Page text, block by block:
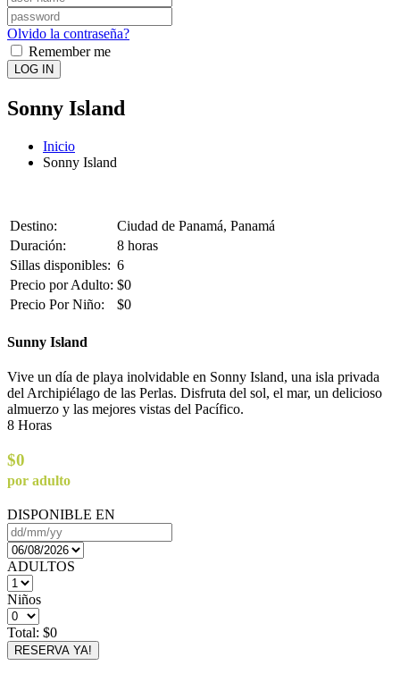
Olvido la contraseña?
Remember me
LOG IN
Sonny Island
Inicio
Sonny Island
Destino:
Ciudad de Panamá, Panamá
Duración:
8 horas
Sillas disponibles: 6
Precio por Adulto: $0
Precio Por Niño:
$0
Sunny Island
Vive un día de playa inolvidable en Sonny Island, una isla privada
del Archipiélago de las Perlas. Disfruta del sol, el mar, un delicioso
almuerzo y las mejores vistas del Pacífico.
8 Horas
$0
por adulto
DISPONIBLE EN
ADULTOS
Niños
Total: $0
RESERVA YA!